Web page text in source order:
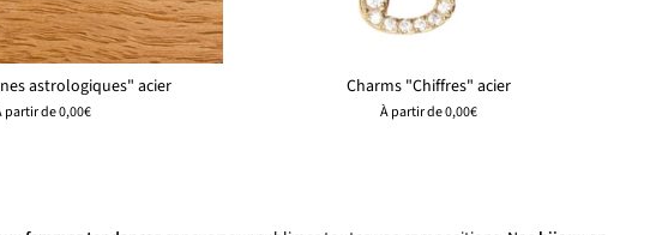
astrologiques" acier
partir de0,00€
Charms "Chiffres" acier
À partir de0,00€